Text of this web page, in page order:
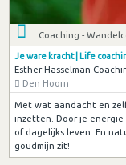
Coaching -
Je ware kracht | Life
Esther Hasselman
Den Hoorn
Met wat aandacht en
inzetten. Door je
of dagelijks leven. En
goudmijn zit!